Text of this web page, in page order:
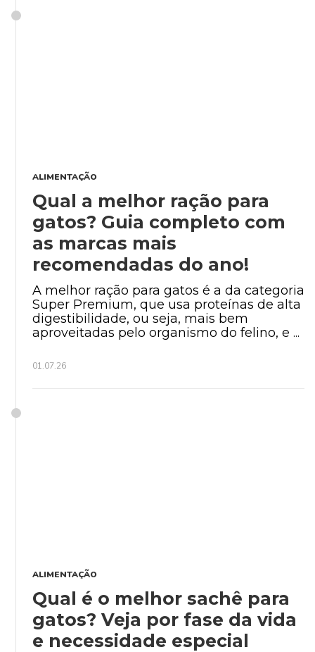
ALIMENTAÇÃO
Qual a melhor ração para
gatos? Guia completo com
as marcas mais
recomendadas do ano!
A melhor ração para gatos é a da categoria
Super Premium, que usa proteínas de alta
digestibilidade, ou seja, mais bem
aproveitadas pelo organismo do felino, e ...
01.07.26
ALIMENTAÇÃO
Qual é o melhor sachê para
gatos? Veja por fase da vida
e necessidade especial